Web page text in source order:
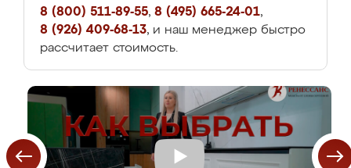
8 (800) 511-89-55, 8 (495) 665-24-01,
8 (926) 409-68-13, и наш менеджер быстро
рассчитает стоимость.